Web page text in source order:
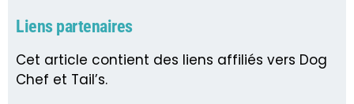
Liens partenaires
Cet article contient des liens affiliés vers Dog
Chef et Tail’s.